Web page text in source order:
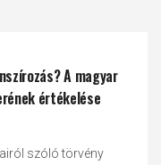
A magyar
értékelése
szóló törvény